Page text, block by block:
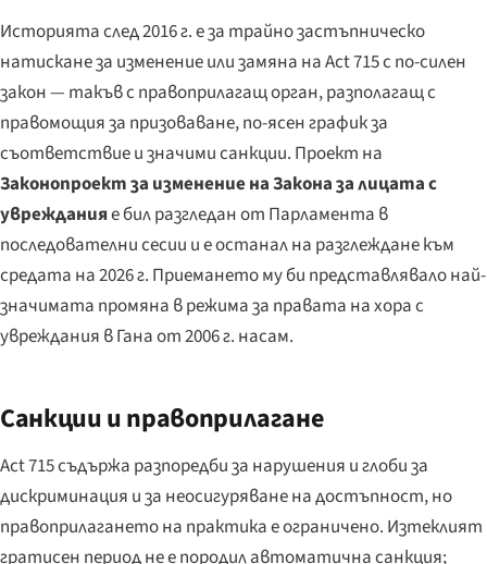
Историята след 2016 г. е за трайно застъпническо
натискане за изменение или замяна на Act 715 с по-силен
закон — такъв с правоприлагащ орган, разполагащ с
правомощия за призоваване, по-ясен график за
съответствие и значими санкции. Проект на
Законопроект за изменение на Закона за лицата с
уврежданияе бил разгледан от Парламента в
последователни сесии и е останал на разглеждане към
средата на 2026 г. Приемането му би представлявало най-
значимата промяна в режима за правата на хора с
увреждания в Гана от 2006 г. насам.
Санкции и правоприлагане
Act 715 съдържа разпоредби за нарушения и глоби за
дискриминация и за неосигуряване на достъпност, но
правоприлагането на практика е ограничено. Изтеклият
гратисен период не е породил автоматична санкция;